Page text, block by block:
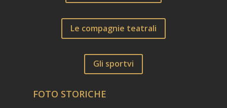
Le compagnie teatrali
Gli sportvi
FOTO STORICHE